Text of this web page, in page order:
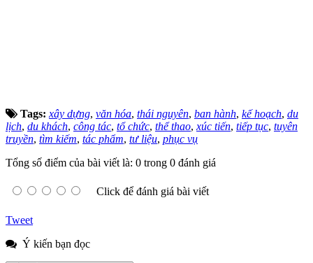
Tags:xây dựng, văn hóa, thái nguyên, ban hành, kế hoạch, du
lịch, du khách, công tác, tổ chức, thể thao,xúc tiến, tiếp tục, tuyên
truyền, tìm kiếm, tác phẩm, tư liệu, phục vụ
Tổng số điểm của bài viết là: 0 trong 0 đánh giá
Click để đánh giá bài viết
Tweet
Ý kiến bạn đọc